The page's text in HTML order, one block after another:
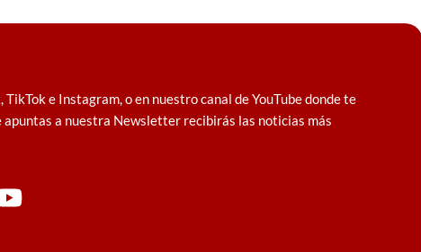
e Instagram, o en nuestro canal de YouTube donde te
a nuestra Newsletter recibirás las noticias más